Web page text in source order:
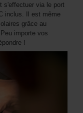
s'effectuer via le port
inclus. Il est même
grâce au
importe vos
!